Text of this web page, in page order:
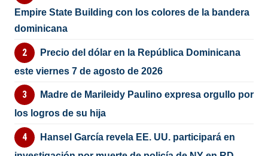
Empire State Building con los colores de la bandera
dominicana
Precio del dólar en la República Dominicana
este viernes 7 de agosto de 2026
Madre de Marileidy Paulino expresa orgullo por
los logros de su hija
Hansel García revela EE. UU. participará en